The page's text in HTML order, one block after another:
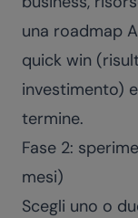
una roadmap
quick win
investimento)
termine.
Fase 2:
mesi)
Scegli uno o